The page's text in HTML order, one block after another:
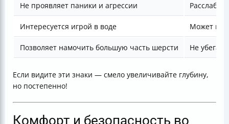
Не проявляет паники и агрессии
Интересуется игрой в воде Может
Позволяет намочить большую часть шерсти Не
Если видите эти знаки — смело увеличивайте глубину,
но постепенно!
Комфорт и безопасность во